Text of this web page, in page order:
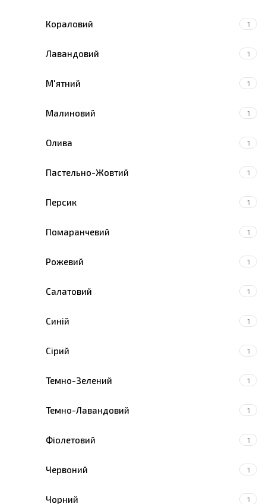
Кораловий 1
Лавандовий 1
М'ятний 1
Малиновий 1
Олива 1
Пастельно-Жовтий 1
Персик 1
Помаранчевий 1
Рожевий 1
Салатовий 1
Синій 1
Сірий 1
Темно-Зелений 1
Темно-Лавандовий 1
Фіолетовий 1
Червоний 1
Чорний 1